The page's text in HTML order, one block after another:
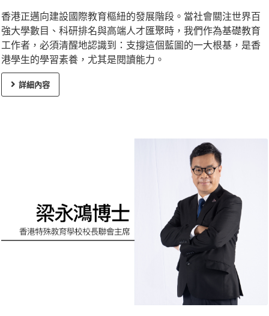
香港正邁向建設國際教育樞紐的發展階段。當社會關注世界百
強大學數目、科研排名與高端人才匯聚時，我們作為基礎教育
工作者，必須清醒地認識到：支撐這個藍圖的一大根基，是香
港學生的學習素養，尤其是閱讀能力。
詳細內容